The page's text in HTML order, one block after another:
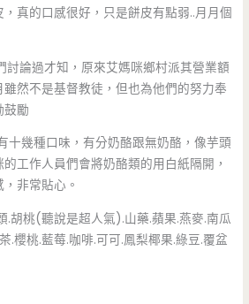
真的口感很好，只是餅皮有點弱..月月個
討論過才知，原來艾媽咪鄉村派其營業額
然不是基督教徒，但也為他們的努力奉
鼓勵
十幾種口味，有分奶酪跟無奶酪，像芋頭
工作人員們會將奶酪類的用白紙隔開，
非常貼心。
.胡桃(聽說是超人氣).山藥.蘋果.燕麥.南瓜
.藍莓.咖啡.可可.鳳梨椰果.綠豆.覆盆